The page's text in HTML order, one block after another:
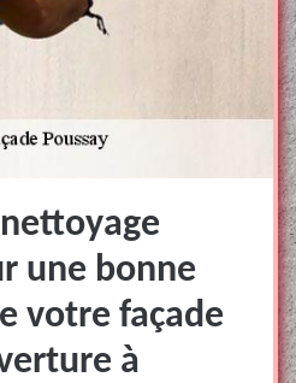
une bonne
votre façade
à